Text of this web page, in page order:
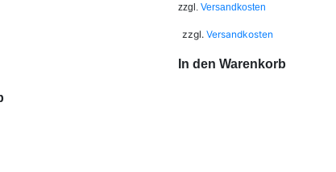
zzgl. Versandkosten
zzgl. Versandkosten
In den Warenkorb